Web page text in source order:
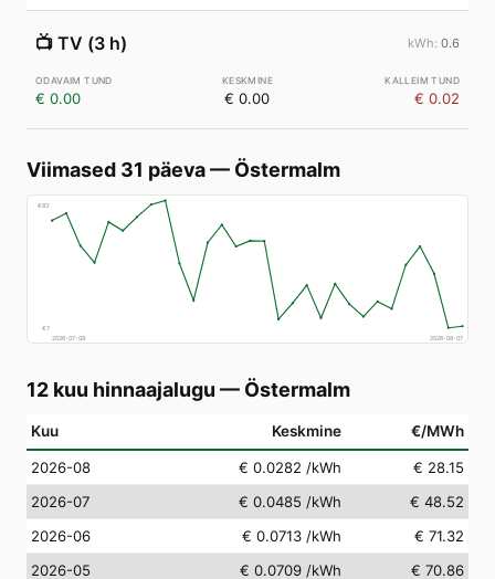
📺 TV (3 h) 0.6
€ 0.00 € 0.00 € 0.02
Viimased 31 päeva— Östermalm
€83
€7
2026-07-09
2026-08-07
12 kuu hinnaajalugu — Östermalm
Kuu Keskmine €/MWh
2026-08 € 0.0282 /kWh
€ 28.15
2026-07
€ 0.0485 /kWh
€ 48.52
2026-06
€ 0.0713 /kWh
€ 71.32
2026-05
€ 0.0709 /kWh
€ 70.86